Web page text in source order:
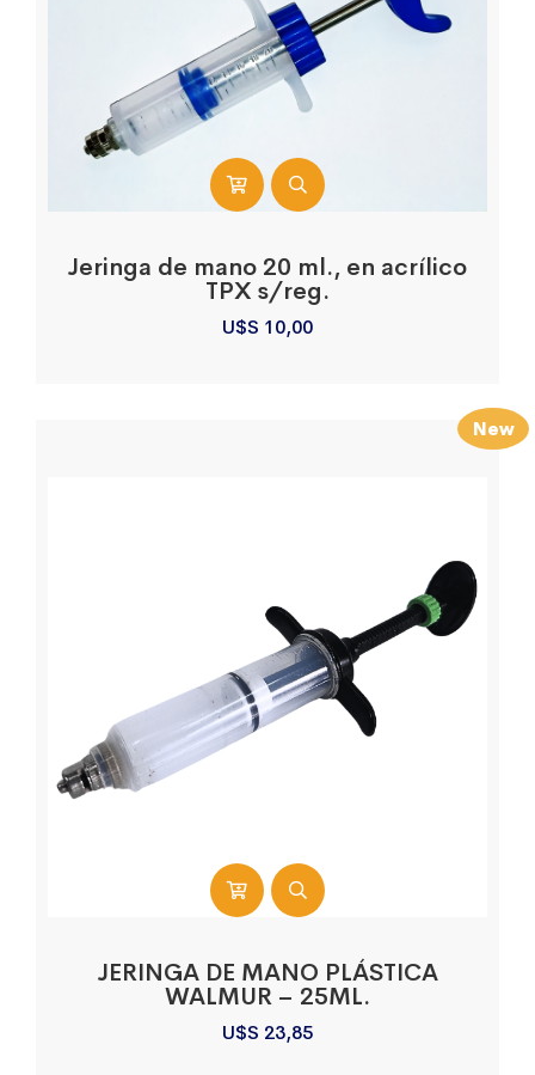
Jeringa de mano 20 ml., en acrílico
TPX s/reg.
U$S 10,00
JERINGA DE MANO PLÁSTICA
WALMUR – 25ML.
U$S 23,85
New